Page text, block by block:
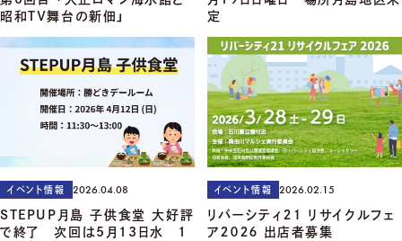
昭和ＴＶ舞台の新佃」
定
イベント情報 2026.04.08
STEPUP月島 子供食堂 大好評
で終了 次回は5月13日水 1
イベント情報 2026.02.15
リバーシティ２１ リサイクルフェ
ア２０２６ 出店者募集